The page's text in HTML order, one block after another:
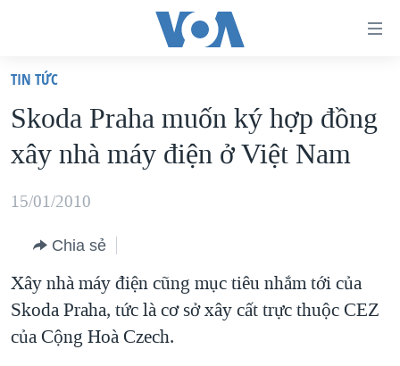
truy
cập
Tới
dung
chính
điều
hướng
chính
VIỆT NAM
HOA KỲ
BIỂN ĐÔNG
BLOG
DIỄN ĐÀN
MỤC
CHUYÊN ĐỀ
TIN TỨC
Skoda Praha muốn ký hợp đồng
xây nhà máy điện ở Việt Nam
15/01/2010
Chia sẻ
Xây nhà máy điện cũng mục tiêu nhắm tới của
Skoda Praha, tức là cơ sở xây cất trực thuộc CEZ
của Cộng Hoà Czech.